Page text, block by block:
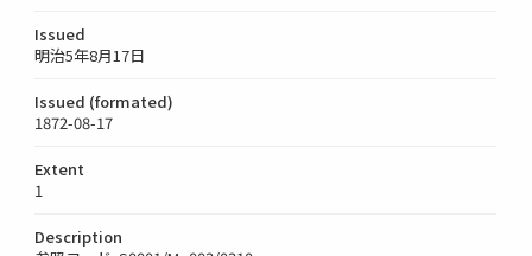
Issued
明治5年8月17日
Issued (formated)
1872-08-17
Extent
1
Description